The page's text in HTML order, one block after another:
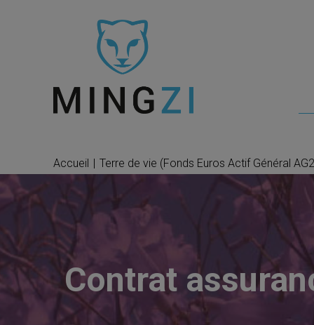
Accueil | Terre de vie (Fonds Euros Actif Général
Contrat